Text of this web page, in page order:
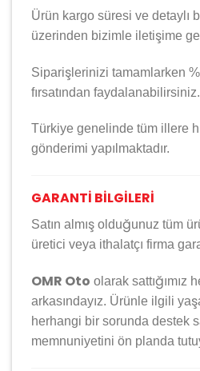
Ürün kargo süresi ve detaylı
üzerinden bizimle iletişime
Siparişlerinizi tamamlarken
fırsatından faydalanabilirsiniz.
Türkiye genelinde tüm illere
gönderimi yapılmaktadır.
GARANTİ BİLGİLERİ
Satın almış olduğunuz tüm
üretici veya ithalatçı firma
OMR Oto olarak sattığımız
arkasındayız. Ürünle ilgili
herhangi bir sorunda destek
memnuniyetini ön planda